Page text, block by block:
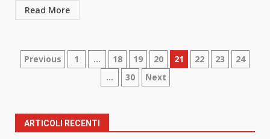
Read More
Paginazione
articoli
Previous 1 … 18 19 20 21 22 23
24
…
30 Next
ARTICOLI RECENTI